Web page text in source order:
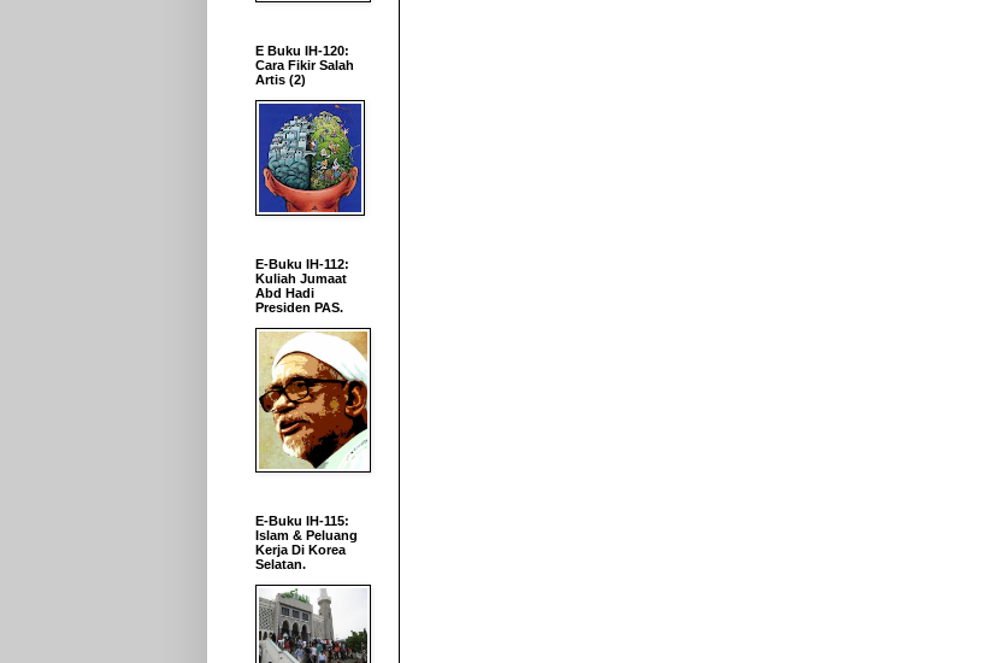
E Buku IH-120:
Cara Fikir Salah
Artis (2)
E-Buku IH-112:
Kuliah Jumaat
Abd Hadi
Presiden PAS.
E-Buku IH-115:
Islam & Peluang
Kerja Di Korea
Selatan.